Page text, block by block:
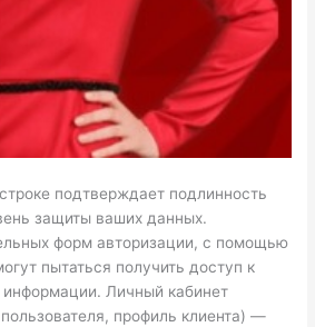
подтверждает подлинность
защиты ваших данных.
форм авторизации, с помощью
пытаться получить доступ к
Личный кабинет
профиль клиента) —